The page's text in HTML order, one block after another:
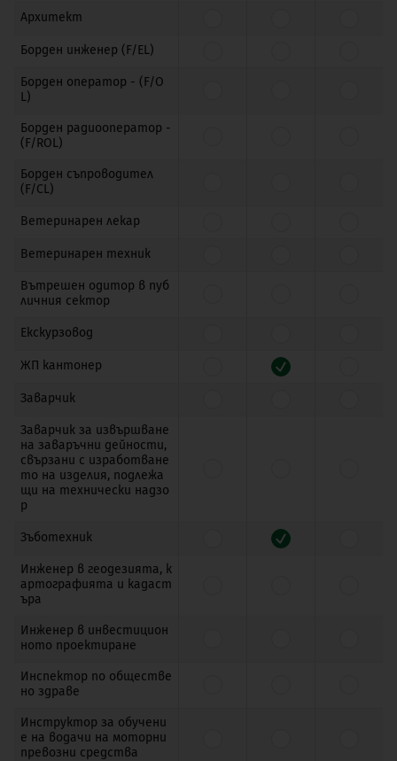
Архитект
Борден инженер (F/EL)
Борден оператор - (F/O
L)
Борден радиооператор -
(F/ROL)
Борден съпроводител
(F/CL)
Ветеринарен лекар
Ветеринарен техник
Вътрешен одитор в пуб
личния сектор
Екскурзовод
ЖП кантонер
Заварчик
Заварчик за извършване
на заваръчни дейности,
свързани с изработване
то на изделия, подлежа
щи на технически надзо
р
Зъботехник
Инженер в геодезията, к
артографията и кадаст
ъра
Инженер в инвестицион
ното проектиране
Инспектор по обществе
но здраве
Инструктор за обучени
е на водачи на моторни
превозни средства